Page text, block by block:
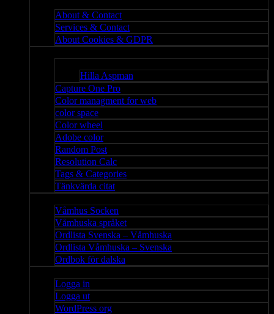
About & Contact
Services & Contact
About Cookies & GDPR
Hilla Aspman
Capture One Pro
Color managment for web
color space
Color wheel
Adobe color
Random Post
Resolution Calc
Tags & Categories
Tänkvärda citat
Våmhus Socken
Våmhuska språket
Ordlista Svenska – Våmhuska
Ordlista Våmhuska – Svenska
Ordbok för dalska
Logga in
Logga ut
WordPress org